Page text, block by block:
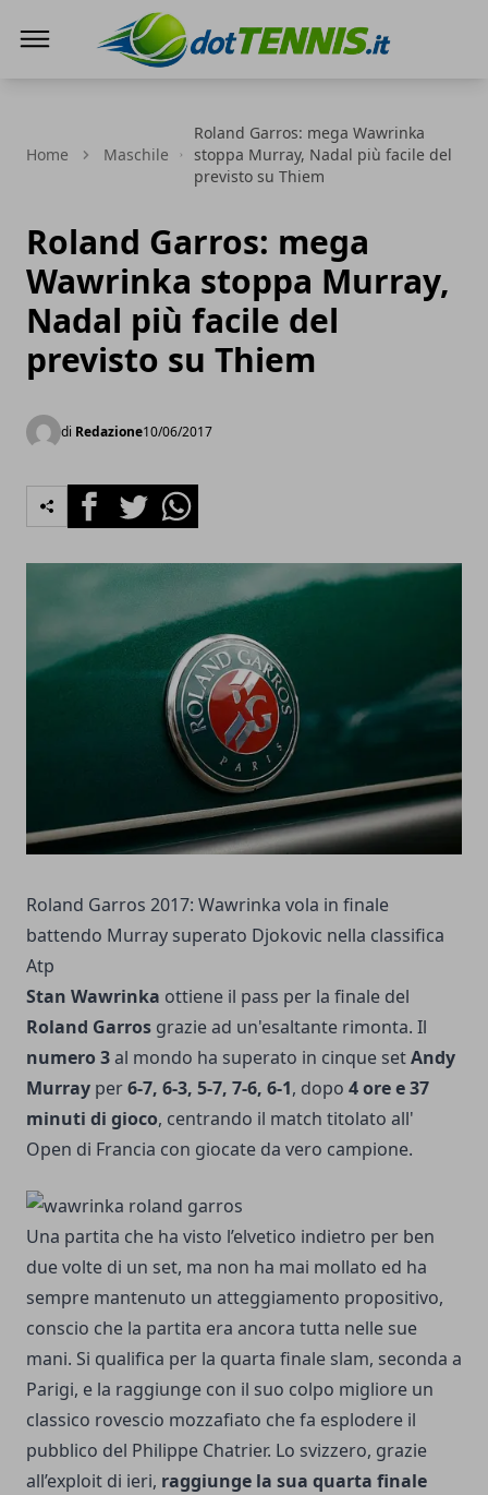
Home Maschile
Roland Garros: mega Wawrinka
stoppa Murray, Nadal più facile del
previsto su Thiem
Roland Garros: mega
Wawrinka stoppa Murray,
Nadal più facile del
previsto su Thiem
di Redazione10/06/2017
FacebookTwitterWhatsapp
Roland Garros 2017: Wawrinka vola in finale
battendo Murray superato Djokovic nella classifica
Atp
Stan Wawrinka ottiene il pass per la finale del
Roland Garros grazie ad un'esaltante rimonta. Il
numero 3al mondo ha superato in cinque setAndy
Murray per6-7, 6-3, 5-7, 7-6, 6-1, dopo 4 ore e 37
minuti di gioco, centrando il match titolato all'
Open di Francia con giocate da vero campione.
Una partita che ha visto l’elvetico indietro per ben
due volte di un set, ma non ha mai mollato ed ha
sempre mantenuto un atteggiamento propositivo,
conscio che la partita era ancora tutta nelle sue
mani. Si qualifica per la quarta finale slam, seconda a
Parigi, e la raggiunge con il suo colpo migliore un
classico rovescio mozzafiato che fa esplodere il
pubblico del Philippe Chatrier. Lo svizzero, grazie
all’exploit di ieri, raggiunge la sua quarta finale